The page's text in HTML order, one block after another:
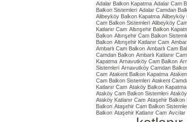
Adalar Balkon Kapatma Adalar Cam
Balkon Sistemleri Adalar Camdan
Alibeyköy Balkon Kapatma Alibeyköy
Cam Balkon Sistemleri Alibeyköy
Katlanır Cam Altınşehir Balkon
Balkon Altınşehir Cam Balkon
Balkon Altınşehir Katlanır Cam
Ambarlı Cam Balkon Ambarlı Cam
Camdan Balkon Ambarlı Katlanır Cam
Kapatma Arnavutköy Cam Balkon
Sistemleri Arnavutköy Camdan
Cam Atakent Balkon Kapatma
Cam Balkon Sistemleri Atakent
Katlanır Cam Ataköy Balkon Kapatma
Ataköy Cam Balkon Sistemleri
Ataköy Katlanır Cam Ataşehir Balkon
Balkon Ataşehir Cam Balkon
Balkon Ataşehir Katlanır Cam